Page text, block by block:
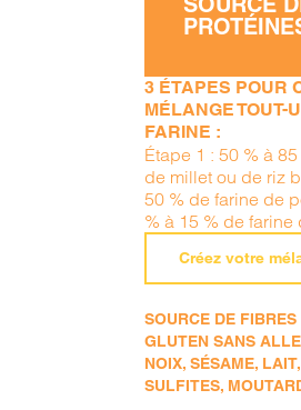
3 ÉTAPES POUR
MÉLANGE TOUT-
FARINE :
Étape 1 : 50 % à
de millet ou de riz
50 % de farine de
% à 15 % de
Créez votre
SOURCE DE
GLUTEN SANS
NOIX, SÉSAME,
SULFITES,